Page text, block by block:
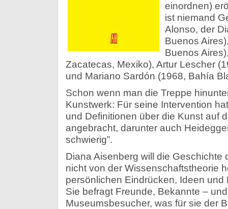
einordnen)
ist niemand
Alonso, der
Buenos
Buenos
Zacatecas, Mexiko), Artur Lescher
und Mariano Sardón (1968, Bahía
Schon wenn man die Treppe
Kunstwerk: Für seine Intervention
und Definitionen über die Kunst auf
angebracht, darunter auch
schwierig”.
Diana Aisenberg will die Geschichte
nicht von der Wissenschaftstheorie
persönlichen Eindrücken, Ideen
Sie befragt Freunde, Bekannte –
Museumsbesucher, was für sie der